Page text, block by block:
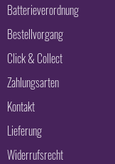
Batterieverordnung
Bestellvorgang
Click & Collect
Zahlungsarten
Kontakt
Lieferung
Widerrufsrecht